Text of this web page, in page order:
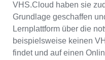
VHS.Cloud haben sie
Grundlage geschaffen
Lernplattform über die
beispielsweise keinen
findet und auf einen